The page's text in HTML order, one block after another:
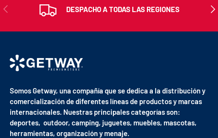
ANTERIOR DESPACHO A TODAS LAS REGIONES
Somos Getway, una compañía que se dedica a la distribución y
comercialización de diferentes líneas de productos y marcas
internacionales. Nuestras principales categorías son:
deportes, outdoor, camping, juguetes, muebles, mascotas,
herramientas, organización y menaje.